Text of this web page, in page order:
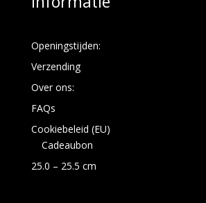
Openingstijden:
Verzending
Over ons:
FAQs
Cookiebeleid (EU)
Cadeaubon
25.0 – 25.5 cm